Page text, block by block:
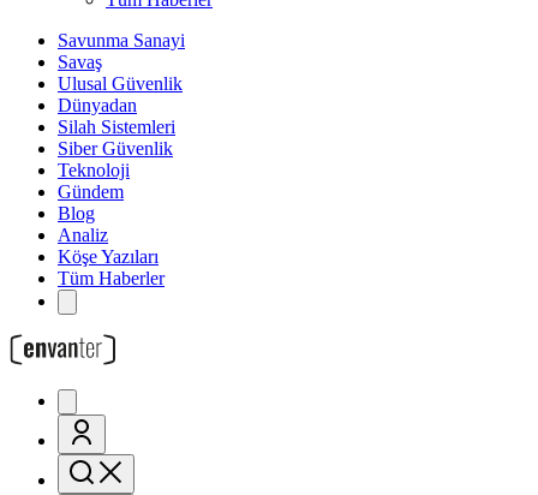
Savunma Sanayi
Savaş
Ulusal Güvenlik
Dünyadan
Silah Sistemleri
Siber Güvenlik
Teknoloji
Gündem
Blog
Analiz
Köşe Yazıları
Tüm Haberler